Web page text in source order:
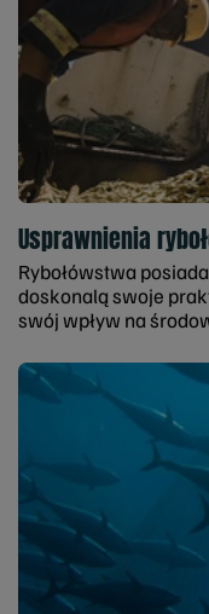
Usprawnienia
Rybołówstwa
doskonalą swoje
swój wpływ na